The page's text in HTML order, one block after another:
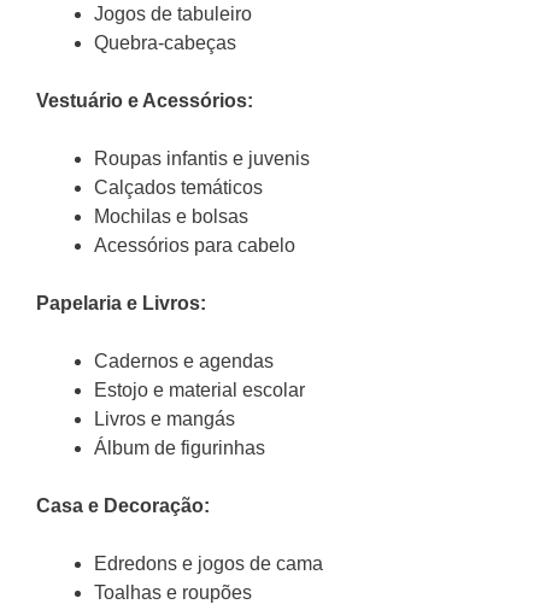
Jogos de tabuleiro
Quebra-cabeças
Vestuário e Acessórios:
Roupas infantis e juvenis
Calçados temáticos
Mochilas e bolsas
Acessórios para cabelo
Papelaria e Livros:
Cadernos e agendas
Estojo e material escolar
Livros e mangás
Álbum de figurinhas
Casa e Decoração:
Edredons e jogos de cama
Toalhas e roupões